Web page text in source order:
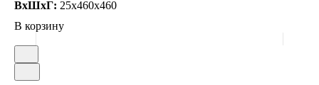
ВxШxГ: 25x460x460
В корзину